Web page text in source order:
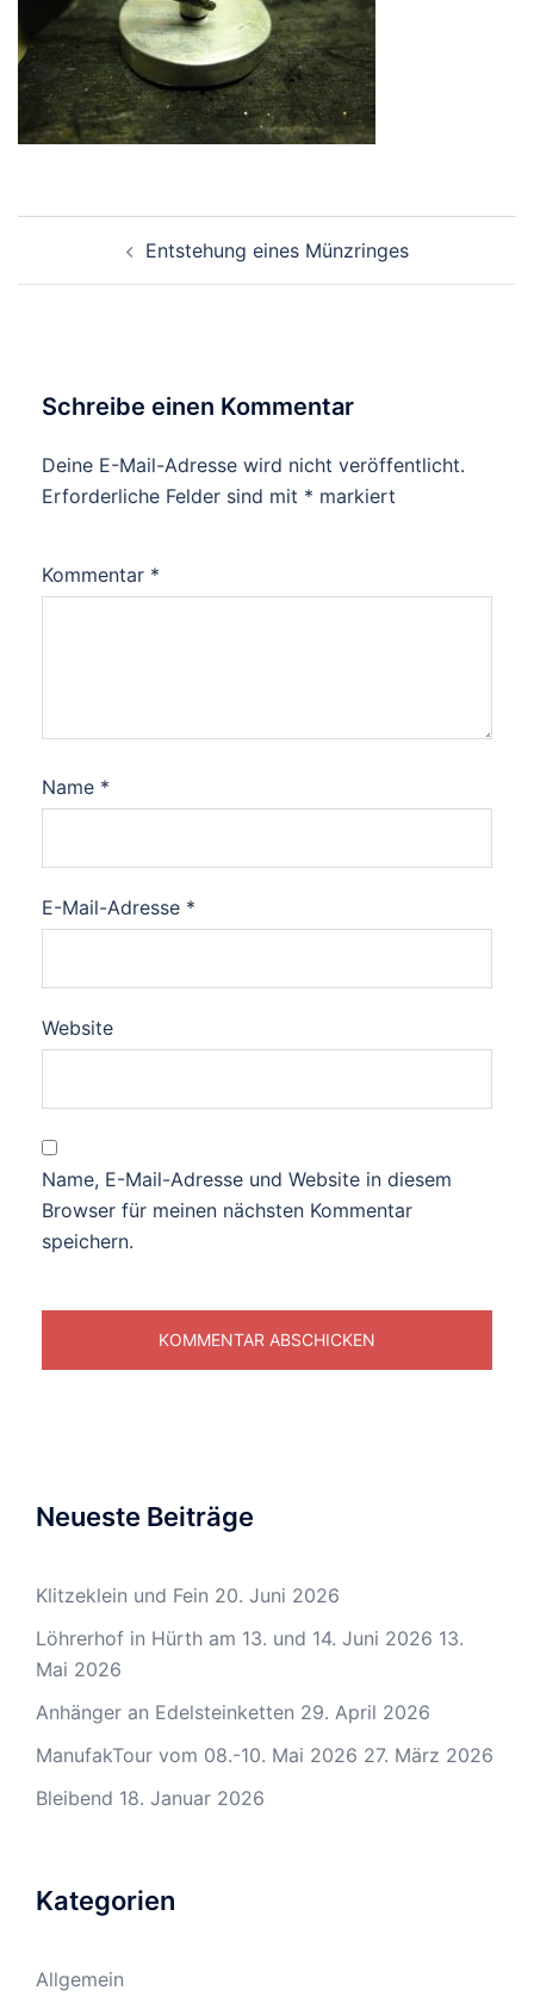
Entstehung eines Münzringes
Schreibe einen Kommentar
Deine E-Mail-Adresse wird nicht veröffentlicht.
Erforderliche Felder sind mit * markiert
Kommentar *
Name *
E-Mail-Adresse *
Website
Name, E-Mail-Adresse und Website in diesem
Browser für meinen nächsten Kommentar
speichern.
Neueste Beiträge
Klitzeklein und Fein 20. Juni 2026
Löhrerhof in Hürth am 13. und 14. Juni 2026 13.
Mai 2026
Anhänger an Edelsteinketten 29. April 2026
ManufakTour vom 08.-10. Mai 2026 27. März 2026
Bleibend 18. Januar 2026
Kategorien
Allgemein